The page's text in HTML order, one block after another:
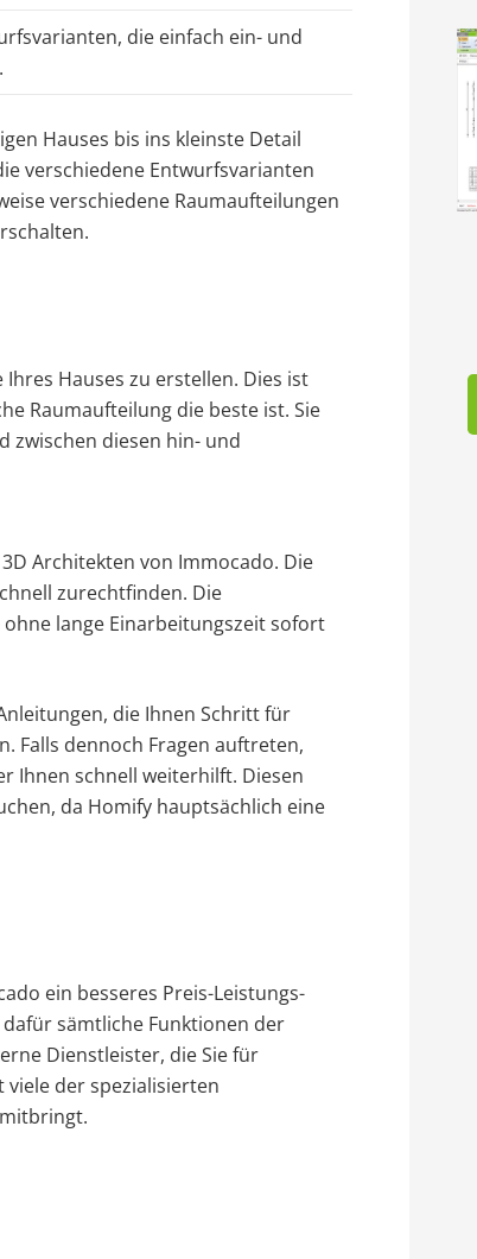
die einfach ein- und
Hauses bis ins kleinste Detail
verschiedene Entwurfsvarianten
verschiedene Raumaufteilungen
Hauses zu erstellen. Dies ist
Raumaufteilung die beste ist. Sie
zwischen diesen hin- und
Architekten von Immocado. Die
zurechtfinden. Die
lange Einarbeitungszeit sofort
die Ihnen Schritt für
Falls dennoch Fragen auftreten,
Ihnen schnell weiterhilft. Diesen
da Homify hauptsächlich eine
ein besseres Preis-Leistungs-
sämtliche Funktionen der
Dienstleister, die Sie für
der spezialisierten